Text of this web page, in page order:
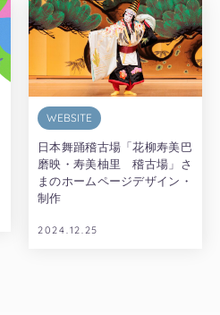
WEBSITE
日本舞踊稽古場「花柳寿美巴
磨映・寿美柚里 稽古場」さ
まのホームページデザイン・
制作
2024.12.25